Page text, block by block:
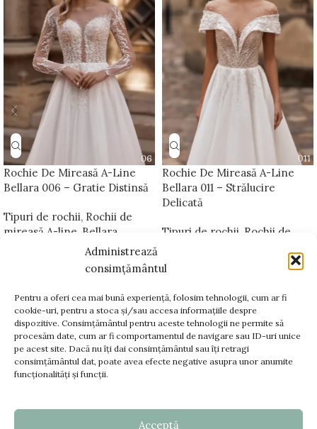
Administrează
consimțământul
Pentru a oferi cea mai bună experiență, folosim tehnologii, cum ar fi
cookie-uri, pentru a stoca și/sau accesa informațiile despre
dispozitive. Consimțământul pentru aceste tehnologii ne permite să
procesăm date, cum ar fi comportamentul de navigare sau ID-uri unice
pe acest site. Dacă nu îți dai consimțământul sau îți retragi
consimțământul dat, poate avea efecte negative asupra unor anumite
funcționalități și funcții.
Acceptă
Rochie De Mireasă A-Line
Bellara 006 – Gratie Distinsă
Tipuri de rochii, Rochii de
mireasă A-line Bellara
Rochie De Mireasă A-Line
Bellara 011 – Strălucire
Delicată
Tipuri de rochii Rochii de
Platinum
www.bellara.ro;
www.voalurimirese.ro;
+40 725 866 666
contact@bellara.ro